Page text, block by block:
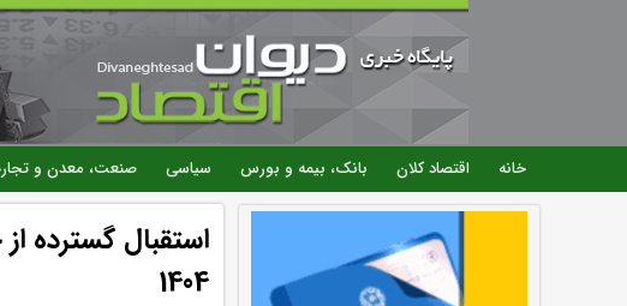
خانه اقتصاد کلان بانک، بیمه و بورس سیاسی صنعت، معدن و
1404